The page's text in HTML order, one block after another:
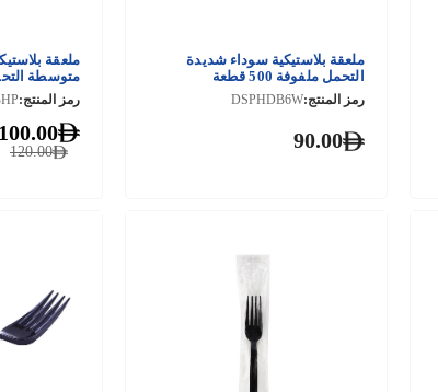
ملعقة بلاستيكية سوداء شديدة
التحمل ملفوفة 500 قطعة
رمز المنتج:DSPHDB6W
90.00
ملعقة
متوسطة التحمل 2000
رمز المنتج:
120.00
100.00